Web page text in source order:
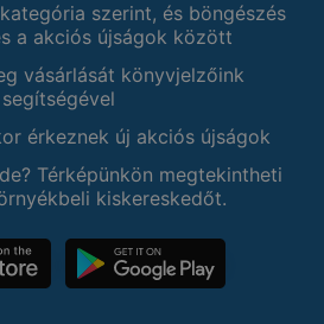
szerint, és böngészés
a akciós újságok között
vásárlását könyvjelzőink
segítségével
érkeznek új akciós újságok
Térképünkön megtekintheti
kiskereskedőt.